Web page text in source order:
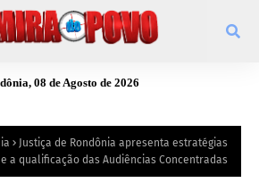
08 de Agosto de 2026
Justiça de Rondônia apresenta estratégias
a qualificação das Audiências Concentradas